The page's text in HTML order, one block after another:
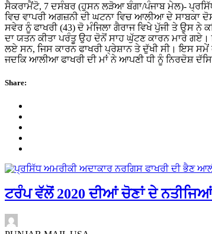
ਸੈਕਰਾਮੈਂਟੋ, 7 ਦਸੰਬਰ (ਹੁਸਨ ਲੜੋਆ ਬੰਗਾ/ਪੰਜਾਬ ਮੇਲ)-
ਵਿਚ ਵਾਪਰੀ ਅਗਜ਼ਨੀ ਦੀ ਘਟਨਾ ਵਿਚ ਆਲੀਆ ਦੇ ਸਾਬਕਾ
ਸਵੇਰ ਨੂੰ ਫਾਖਰੀ (43) ਦੋ ਮੰਜਿਲਾ ਗੈਰਾਜ ਵਿਖੇ ਪੁੱਜੀ ਤੇ ਉਸ
ਦਾ ਯਤਨ ਕੀਤਾ ਪਰੰਤੂ ਉਹ ਦੋਨੋਂ ਸਾਹ ਘੁੱਟਣ ਕਾਰਨ ਮਾਰੇ
ਲਏ ਸਨ, ਜਿਸ ਕਾਰਨ ਫਾਖਰੀ ਪ੍ਰੇਸ਼ਾਨ ਤੇ ਦੁੱਖੀ ਸੀ। ਇਸ
ਜਦਕਿ ਆਲੀਆ ਫਾਖਰੀ ਦੀ ਮਾਂ ਨੇ ਆਪਣੀ ਧੀ ਨੂੰ ਨਿਰਦੋਸ਼
Share:
ਟਰੰਪ ਵੱਲੋਂ 2020 ਦੀਆਂ ਚੋਣਾਂ ਦੇ ਨਤੀਜਿਆਂ